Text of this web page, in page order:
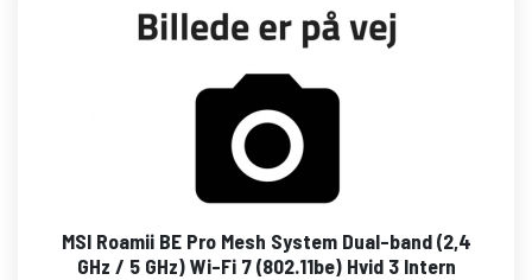
MSI Roamii BE Pro Mesh System Dual-band (2,4
GHz / 5 GHz) Wi-Fi 7 (802.11be) Hvid 3 Intern